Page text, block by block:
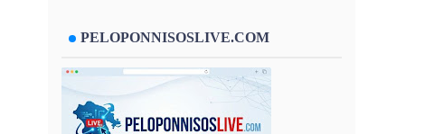
PELOPONNISOSLIVE.COM